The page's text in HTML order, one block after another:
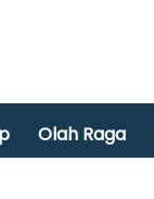
Olah Raga